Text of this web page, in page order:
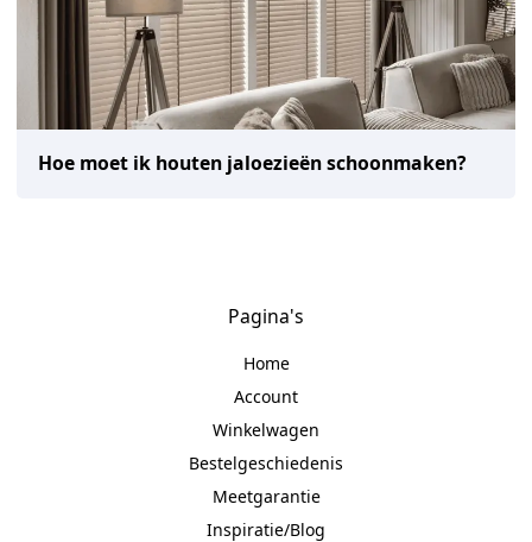
Hoe moet ik houten jaloezieën schoonmaken?
Pagina's
Home
Account
Winkelwagen
Bestelgeschiedenis
Meetgarantie
Inspiratie/Blog